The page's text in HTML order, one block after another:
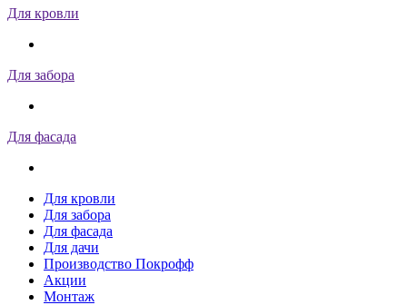
Для кровли
Для забора
Для фасада
Для кровли
Для забора
Для фасада
Для дачи
Производство Покрофф
Акции
Монтаж